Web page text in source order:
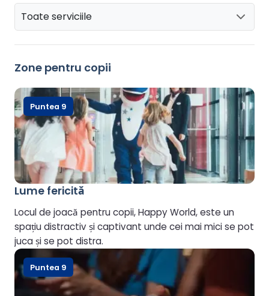
Toate serviciile
Zone pentru copii
Lume fericită
Locul de joacă pentru copii, Happy World, este un
spațiu distractiv și captivant unde cei mai mici se pot
juca și se pot distra.
Puntea 9
Puntea 9